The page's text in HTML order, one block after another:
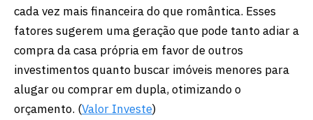
cada vez mais financeira do que romântica. Esses
fatores sugerem uma geração que pode tanto adiar a
compra da casa própria em favor de outros
investimentos quanto buscar imóveis menores para
alugar ou comprar em dupla, otimizando o
orçamento. (Valor Investe)